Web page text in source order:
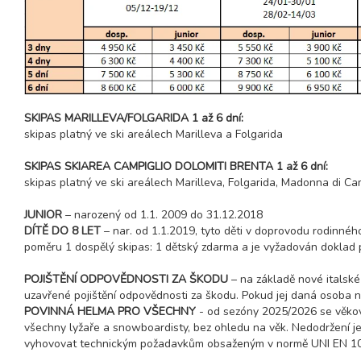
8 dní (7 nocí)
30.01. - 03.02.27
sobota - středa
5 dní (4 noci)
30.01. - 04.02.27
sobota - čtvrtek
6 dní (5 nocí)
30.01. - 06.02.27
sobota - sobota
8 dní (7 nocí)
únor 2027
sobota - středa
06.02. - 11.02.27
6 dní (5 nocí)
06.02. - 13.02.27
sobota - sobota
8 dní (7 nocí)
13.02. - 17.02.27
sobota - středa
5 dní (4 noci)
SKIPAS MARILLEVA/FOLGARIDA 1 až 6 dní:
skipas platný ve ski areálech Marilleva a Folgarida
SKIPAS SKIAREA CAMPIGLIO DOLOMITI BRENTA 1 až 6 dní:
skipas platný ve ski areálech Marilleva, Folgarida, Madonna di
JUNIOR – narozený od 1.1. 2009 do 31.12.2018
DÍTĚ DO 8 LET – nar. od 1.1.2019, tyto děti v doprovodu
poměru 1 dospělý skipas: 1 dětský zdarma a je vyžadován doklad
POJIŠTĚNÍ ODPOVĚDNOSTI ZA ŠKODU – na základě nové
uzavřené pojištění odpovědnosti za škodu. Pokud jej daná osoba
POVINNÁ HELMA PRO VŠECHNY - od sezóny 2025/2026 se
všechny lyžaře a snowboardisty, bez ohledu na věk. Nedodržení
vyhovovat technickým požadavkům obsaženým v normě UNI EN